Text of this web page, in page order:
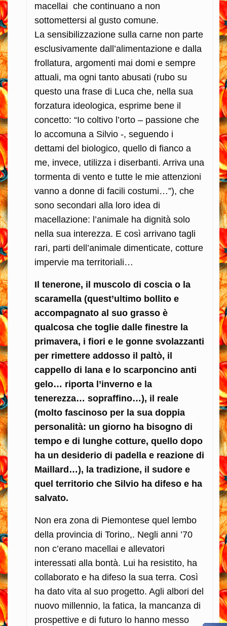
macellai che continuano a non
sottomettersi al gusto comune.
La sensibilizzazione sulla carne non parte
esclusivamente dall’alimentazione e dalla
frollatura, argomenti mai domi e sempre
attuali, ma ogni tanto abusati (rubo su
questo una frase di Luca che, nella sua
forzatura ideologica, esprime bene il
concetto: “Io coltivo l’orto – passione che
lo accomuna a Silvio -, seguendo i
dettami del biologico, quello di fianco a
me, invece, utilizza i diserbanti. Arriva una
tormenta di vento e tutte le mie attenzioni
vanno a donne di facili costumi…”), che
sono secondari alla loro idea di
macellazione: l’animale ha dignità solo
nella sua interezza. E così arrivano tagli
rari, parti dell’animale dimenticate, cotture
impervie ma territoriali…
Il tenerone, il muscolo di coscia o la
scaramella (quest’ultimo bollito e
accompagnato al suo grasso è
qualcosa che toglie dalle finestre la
primavera, i fiori e le gonne svolazzanti
per rimettere addosso il paltò, il
cappello di lana e lo scarponcino anti
gelo… riporta l’inverno e la
tenerezza… sopraffino…), il reale
(molto fascinoso per la sua doppia
personalità: un giorno ha bisogno di
tempo e di lunghe cotture, quello dopo
ha un desiderio di padella e reazione di
Maillard…), la tradizione, il sudore e
quel territorio che Silvio ha difeso e ha
salvato.
Non era zona di Piemontese quel lembo
della provincia di Torino,. Negli anni ’70
non c’erano macellai e allevatori
interessati alla bontà. Lui ha resistito, ha
collaborato e ha difeso la sua terra. Così
ha dato vita al suo progetto. Agli albori del
nuovo millennio, la fatica, la mancanza di
prospettive e di futuro lo hanno messo